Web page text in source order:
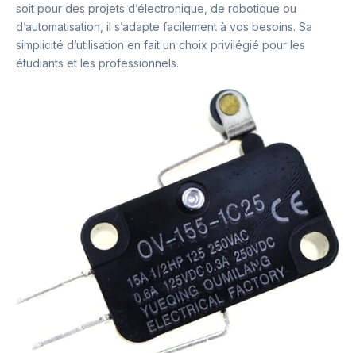
soit pour des projets d’électronique, de robotique ou
d’automatisation, il s’adapte facilement à vos besoins. Sa
simplicité d’utilisation en fait un choix privilégié pour les
étudiants et les professionnels.